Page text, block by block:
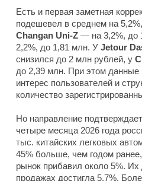
Есть и первая заметная
подешевел в среднем на
Changan Uni-Z — на 3,2%, до
2,2%, до 1,81 млн. У Jetour
снизился до 2 млн рублей, у
до 2,39 млн. При этом
интерес пользователей и
количество
Но направление
четыре месяца 2026 года
тыс. китайских легковых
45% больше, чем годом
рынок прибавил около 5%. Их
продажах достигла 5,7%.